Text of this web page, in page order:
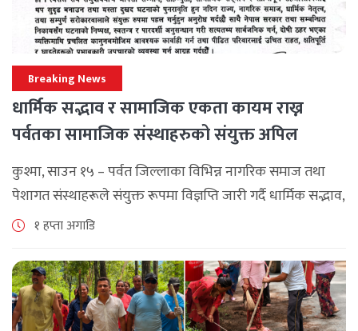
Breaking News
धार्मिक सद्भाव र सामाजिक एकता कायम राख्न
पर्वतका सामाजिक संस्थाहरुको संयुक्त अपिल
कुश्मा, साउन १५ – पर्वत जिल्लाका विभिन्न नागरिक समाज तथा
पेशागत संस्थाहरूले संयुक्त रूपमा विज्ञप्ति जारी गर्दै धार्मिक सद्भाव,
सामाजिक एकता र कानुनी शासन कायम राख्न सबै पक्षलाई संयमता
१ हप्ता अगाडि